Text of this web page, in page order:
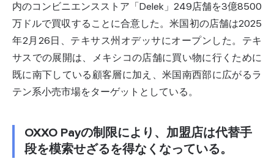
内のコンビニエンスストア「Delek」249店舗を3億8500
万ドルで買収することに合意した。米国初の店舗は2025
年2月26日、テキサス州オデッサにオープンした。テキ
サスでの展開は、メキシコの店舗に買い物に行くために
既に南下している顧客層に加え、米国南西部に広がるラ
テン系小売市場をターゲットとしている。
OXXO Payの制限により、加盟店は代替手
段を模索せざるを得なくなっている。